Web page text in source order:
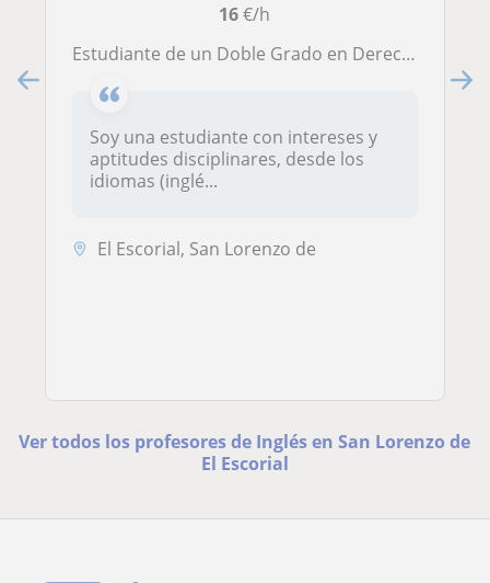
16€/h
Estudiante de un Doble Grado en Derecho y Estudios Internacionales en la UC3M. Obtuve el Bachillerato de Ciencias con Matrícula.
Soy una estudiante con intereses y
aptitudes disciplinares, desde los
idiomas (inglé...
El Escorial, San Lorenzo de
Ver todos los profesores de Inglés en San Lorenzo de
El Escorial